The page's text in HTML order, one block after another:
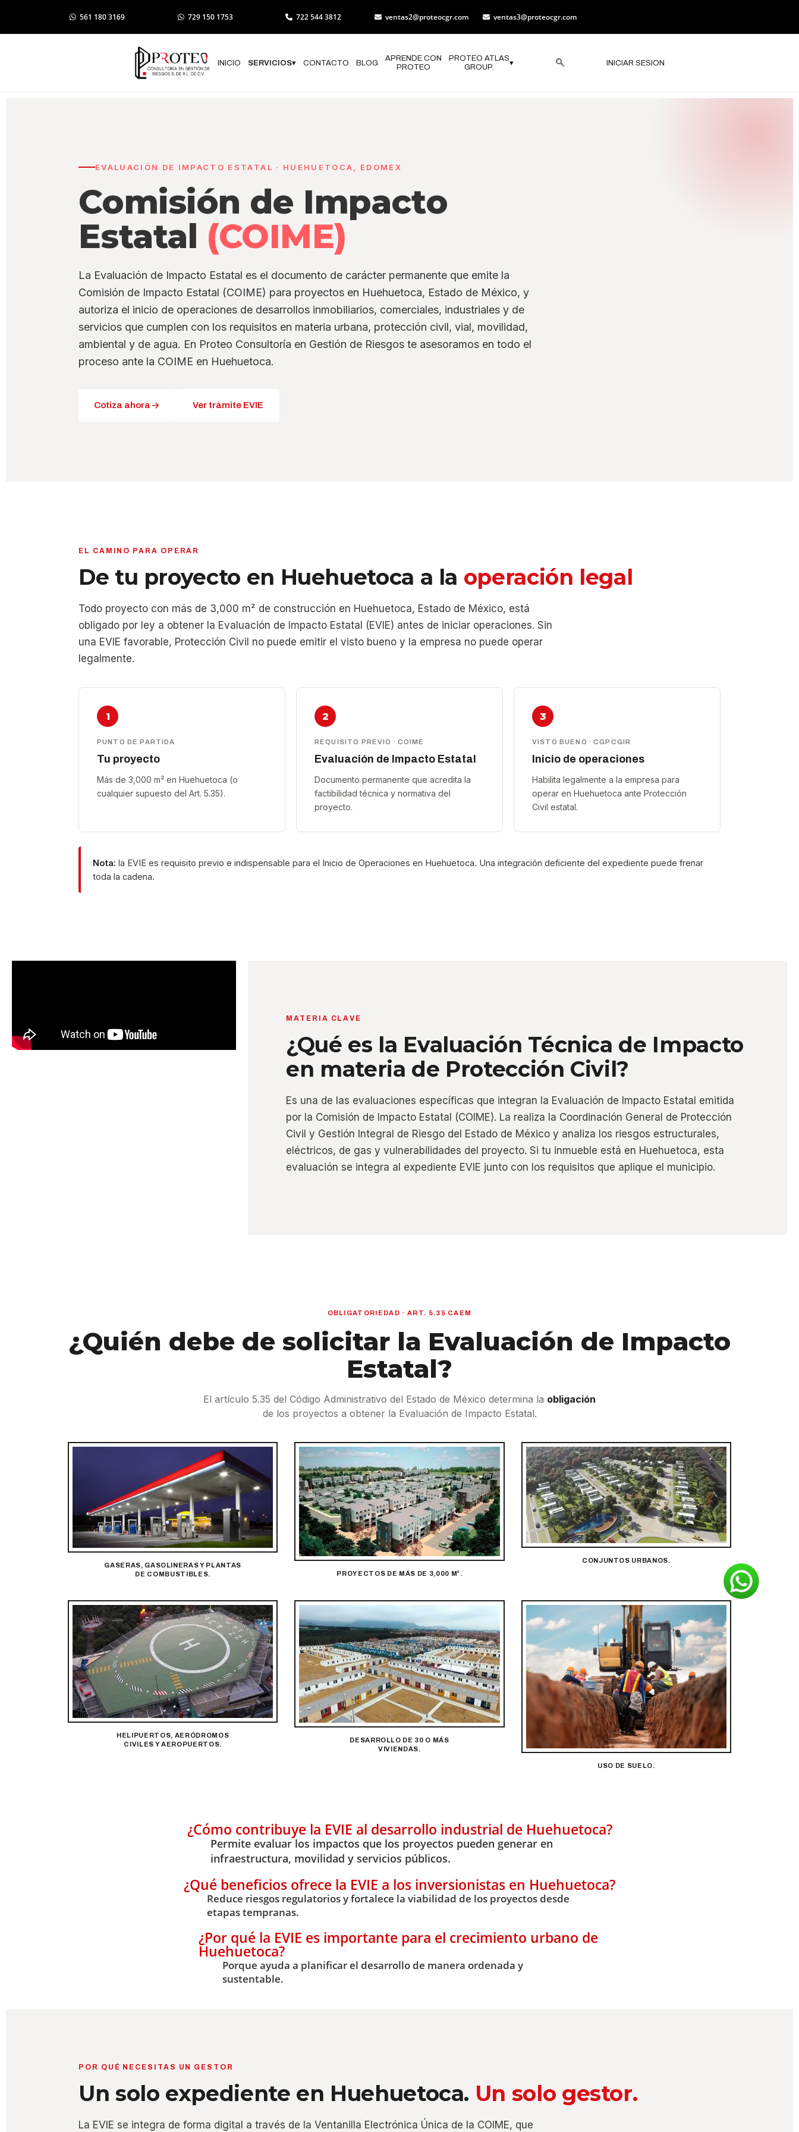
561 180 3169 729 150 1753 722 544 3812 ventas2@proteocgr.com ventas3@proteocgr.com
INICIO SERVICIOS▾ CONTACTO BLOG
APRENDE CON
PROTEO
PROTEO ATLAS
GROUP.
▾ INICIAR SESION
EVALUACIÓN DE IMPACTO ESTATAL · HUEHUETOCA, EDOMEX
Comisión de Impacto
Estatal (COIME)
La Evaluación de Impacto Estatal es el documento de carácter permanente que emite la
Comisión de Impacto Estatal (COIME) para proyectos en Huehuetoca, Estado de México, y
autoriza el inicio de operaciones de desarrollos inmobiliarios, comerciales, industriales y de
servicios que cumplen con los requisitos en materia urbana, protección civil, vial, movilidad,
ambiental y de agua. En Proteo Consultoría en Gestión de Riesgos te asesoramos en todo el
proceso ante la COIME en Huehuetoca.
Cotiza ahora Ver trámite EVIE
EL CAMINO PARA OPERAR
De tu proyecto en Huehuetoca a la operación legal
Todo proyecto con más de 3,000 m² de construcción en Huehuetoca, Estado de México, está
obligado por ley a obtener la Evaluación de Impacto Estatal (EVIE) antes de iniciar operaciones. Sin
una EVIE favorable, Protección Civil no puede emitir el visto bueno y la empresa no puede operar
legalmente.
1
PUNTO DE PARTIDA
Tu proyecto
Más de 3,000 m² en Huehuetoca (o
cualquier supuesto del Art. 5.35).
2
REQUISITO PREVIO · COIME
Evaluación de Impacto Estatal
Documento permanente que acredita la
factibilidad técnica y normativa del
proyecto.
3
VISTO BUENO · CGPCGIR
Inicio de operaciones
Habilita legalmente a la empresa para
operar en Huehuetoca ante Protección
Civil estatal.
Nota: la EVIE es requisito previo e indispensable para el Inicio de Operaciones en Huehuetoca. Una integración deficiente del expediente puede frenar
toda la cadena.
MATERIA CLAVE
¿Qué es la Evaluación Técnica de Impacto
en materia de Protección Civil?
Es una de las evaluaciones específicas que integran la Evaluación de Impacto Estatal emitida
por la Comisión de Impacto Estatal (COIME). La realiza la Coordinación General de Protección
Civil y Gestión Integral de Riesgo del Estado de México y analiza los riesgos estructurales,
eléctricos, de gas y vulnerabilidades del proyecto. Si tu inmueble está en Huehuetoca, esta
evaluación se integra al expediente EVIE junto con los requisitos que aplique el municipio.
OBLIGATORIEDAD · ART. 5.35 CAEM
¿Quién debe de solicitar la Evaluación de Impacto
Estatal?
El artículo 5.35 del Código Administrativo del Estado de México determina la obligación
de los proyectos a obtener la Evaluación de Impacto Estatal.
GASERAS, GASOLINERAS Y PLANTAS
DE COMBUSTIBLES.
PROYECTOS DE MÁS DE 3,000 M².
CONJUNTOS URBANOS.
HELIPUERTOS, AERÓDROMOS
CIVILES Y AEROPUERTOS.
DESARROLLO DE 30 O MÁS
VIVIENDAS.
USO DE SUELO.
¿Cómo contribuye la EVIE al desarrollo industrial de Huehuetoca?
Permite evaluar los impactos que los proyectos pueden generar en
infraestructura, movilidad y servicios públicos.
¿Qué beneficios ofrece la EVIE a los inversionistas en Huehuetoca?
Reduce riesgos regulatorios y fortalece la viabilidad de los proyectos desde
etapas tempranas.
¿Por qué la EVIE es importante para el crecimiento urbano de
Huehuetoca?
Porque ayuda a planificar el desarrollo de manera ordenada y
sustentable.
POR QUÉ NECESITAS UN GESTOR
Un solo expediente en Huehuetoca. Un solo gestor.
La EVIE se integra de forma digital a través de la Ventanilla Electrónica Única de la COIME, que